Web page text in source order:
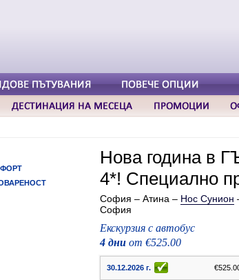
Нова година в
4*! Специално
София – Атина – Нос Сунион
София
Екскурзия с автобус
4 дни от €525.00
30.12.2026 г.